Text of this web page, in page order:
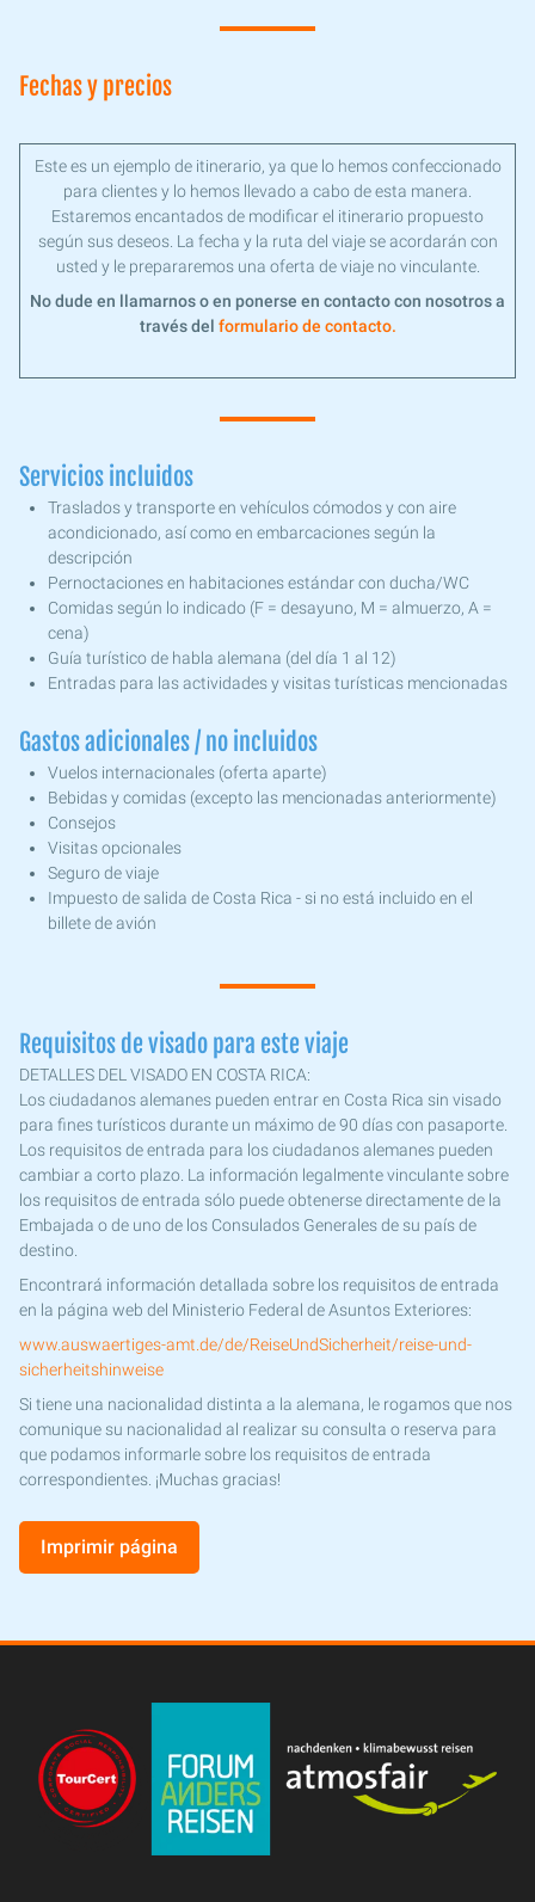
Fechas y precios
Este es un ejemplo de itinerario, ya que lo hemos confeccionado
para clientes y lo hemos llevado a cabo de esta manera.
Estaremos encantados de modificar el itinerario propuesto
según sus deseos. La fecha y la ruta del viaje se acordarán con
usted y le prepararemos una oferta de viaje no vinculante.
No dude en llamarnos o en ponerse en contacto con nosotros a
través del formulario de contacto.
Servicios incluidos
Traslados y transporte en vehículos cómodos y con aire
acondicionado, así como en embarcaciones según la
descripción
Pernoctaciones en habitaciones estándar con ducha/WC
Comidas según lo indicado (F = desayuno, M = almuerzo, A =
cena)
Guía turístico de habla alemana (del día 1 al 12)
Entradas para las actividades y visitas turísticas mencionadas
Gastos adicionales / no incluidos
Vuelos internacionales (oferta aparte)
Bebidas y comidas (excepto las mencionadas anteriormente)
Consejos
Visitas opcionales
Seguro de viaje
Impuesto de salida de Costa Rica - si no está incluido en el
billete de avión
Requisitos de visado para este viaje
DETALLES DEL VISADO EN COSTA RICA:
Los ciudadanos alemanes pueden entrar en Costa Rica sin visado
para fines turísticos durante un máximo de 90 días con pasaporte.
Los requisitos de entrada para los ciudadanos alemanes pueden
cambiar a corto plazo. La información legalmente vinculante sobre
los requisitos de entrada sólo puede obtenerse directamente de la
Embajada o de uno de los Consulados Generales de su país de
destino.
Encontrará información detallada sobre los requisitos de entrada
en la página web del Ministerio Federal de Asuntos Exteriores:
www.auswaertiges-amt.de/de/ReiseUndSicherheit/reise-und-
sicherheitshinweise
Si tiene una nacionalidad distinta a la alemana, le rogamos que nos
comunique su nacionalidad al realizar su consulta o reserva para
que podamos informarle sobre los requisitos de entrada
correspondientes. ¡Muchas gracias!
Imprimir página